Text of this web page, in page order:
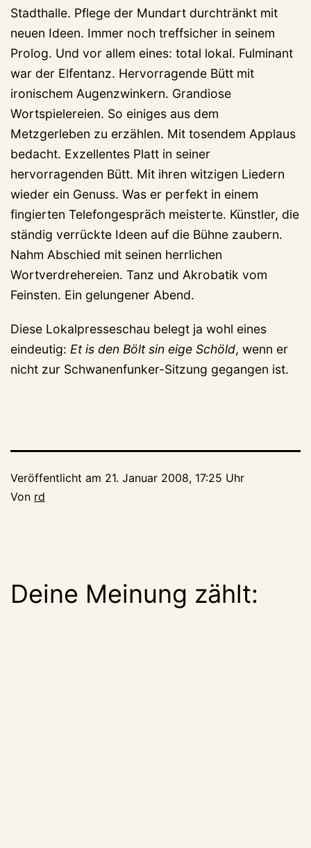
Stadthalle. Pflege der Mundart durchtränkt mit
neuen Ideen. Immer noch treffsicher in seinem
Prolog. Und vor allem eines: total lokal. Fulminant
war der Elfentanz. Hervorragende Bütt mit
ironischem Augenzwinkern. Grandiose
Wortspielereien. So einiges aus dem
Metzgerleben zu erzählen. Mit tosendem Applaus
bedacht. Exzellentes Platt in seiner
hervorragenden Bütt. Mit ihren witzigen Liedern
wieder ein Genuss. Was er perfekt in einem
fingierten Telefongespräch meisterte. Künstler, die
ständig verrückte Ideen auf die Bühne zaubern.
Nahm Abschied mit seinen herrlichen
Wortverdrehereien. Tanz und Akrobatik vom
Feinsten. Ein gelungener Abend.
Diese Lokalpresseschau belegt ja wohl eines
eindeutig: Et is den Bölt sin eige Schöld, wenn er
nicht zur Schwanenfunker-Sitzung gegangen ist.
Veröffentlicht am 21. Januar 2008, 17:25 Uhr
Von rd
Deine Meinung zählt: